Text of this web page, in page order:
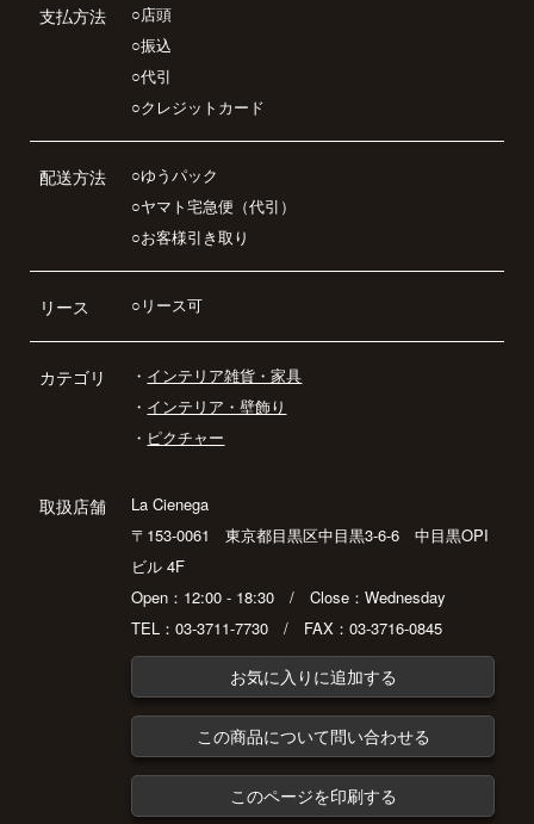
支払方法
○店頭
○振込
○代引
○クレジットカード
配送方法
○ゆうパック
○ヤマト宅急便（代引）
○お客様引き取り
リース ○リース可
カテゴリ ・ インテリア雑貨・家具
・ インテリア・壁飾り
・ ピクチャー
取扱店舗
La Cienega
〒153-0061 東京都目黒区中目黒3-6-6 中目黒OPI
ビル 4F
Open：12:00 - 18:30 / Close：Wednesday
TEL：03-3711-7730 / FAX：03-3716-0845
お気に入りに追加する
この商品について問い合わせる
このページを印刷する